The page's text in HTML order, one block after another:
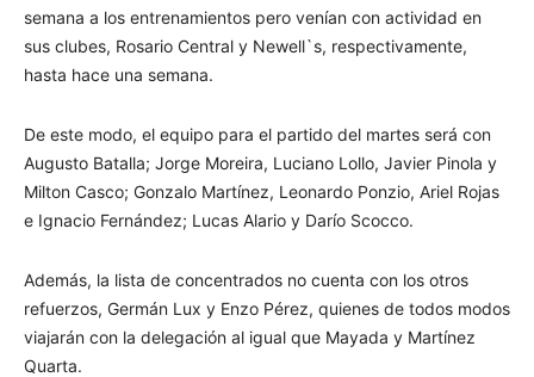
semana a los entrenamientos pero venían con actividad en
sus clubes, Rosario Central y Newell`s, respectivamente,
hasta hace una semana.
De este modo, el equipo para el partido del martes será con
Augusto Batalla; Jorge Moreira, Luciano Lollo, Javier Pinola y
Milton Casco; Gonzalo Martínez, Leonardo Ponzio, Ariel Rojas
e Ignacio Fernández; Lucas Alario y Darío Scocco.
Además, la lista de concentrados no cuenta con los otros
refuerzos, Germán Lux y Enzo Pérez, quienes de todos modos
viajarán con la delegación al igual que Mayada y Martínez
Quarta.